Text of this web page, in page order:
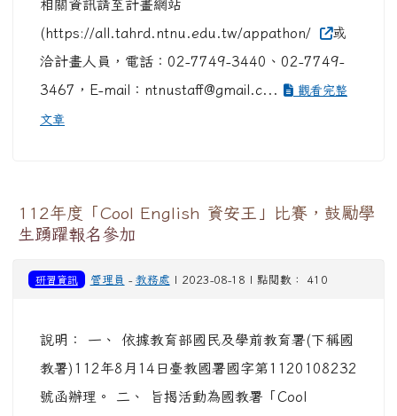
相關資訊請至計畫網站
(https://all.tahrd.ntnu.edu.tw/appathon/
或
洽計畫人員，電話：02-7749-3440、02-7749-
3467，E-mail：ntnustaff@gmail.c...
觀看完整
文章
112年度「Cool English 資安王」比賽，鼓勵學
生踴躍報名參加
研習資訊 管理員 - 教務處 | 2023-08-18 | 點閱數： 410
說明： 一、 依據教育部國民及學前教育署(下稱國
教署)112年8月14日臺教國署國字第1120108232
號函辦理。 二、 旨揭活動為國教署「Cool